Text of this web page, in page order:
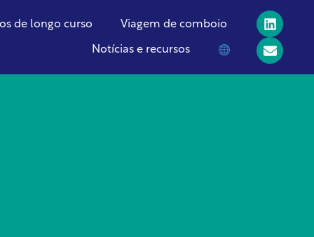
de longo curso Viagem de comboio
Notícias e recursos